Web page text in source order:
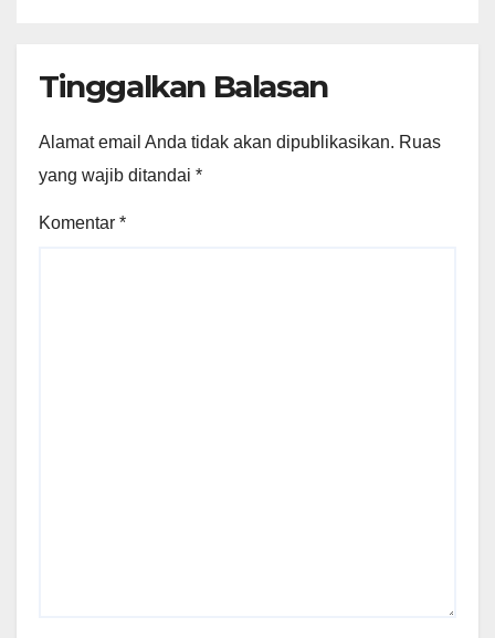
Tinggalkan Balasan
Alamat email Anda tidak akan dipublikasikan. Ruas
yang wajib ditandai *
Komentar *